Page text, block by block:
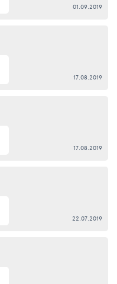
01.09.2019
17.08.2019
17.08.2019
22.07.2019